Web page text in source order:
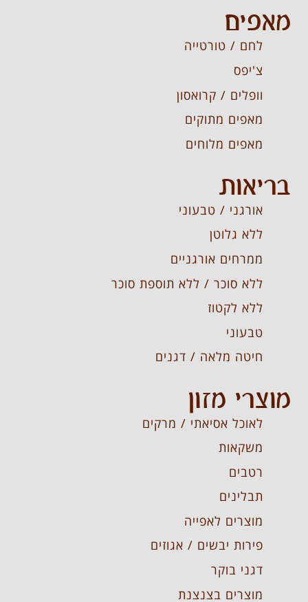
מאפים
לחם / טורטייה
צ'יפס
וופלים / קרואסון
מאפים מתוקים
מאפים מלוחים
בריאות
אורגני / טבעוני
ללא גלוטן
ממרחים אורגניים
ללא סוכר / ללא תוספת סוכר
ללא לקטוז
טבעוני
חיטה מלאה / דגנים
מוצרי מזון
לאוכל אסיאתי / מרקים
משקאות
רטבים
תבלינים
מוצרים לאפייה
פירות יבשים / אגוזים
דגני בוקר
מוצרים בצנצנת